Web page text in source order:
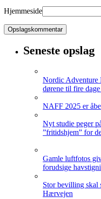
Hjemmeside
Seneste opslag
Nordic Adventure
dørene til fire
NAFF 2025 er
Nyt studie peger
”fritidshjem” for
Gamle luftfotos
forudsige
Stor bevilling skal
Hærvejen